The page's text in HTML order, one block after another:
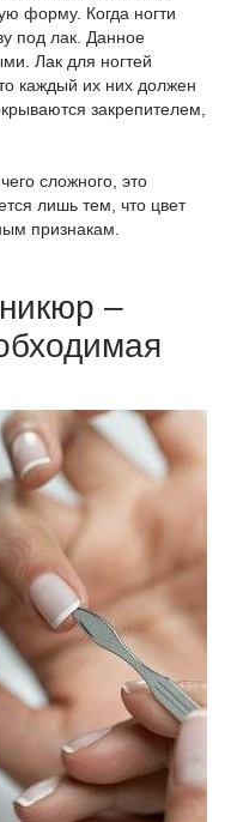
форму. Когда ногти
под лак. Данное
Лак для ногтей
каждый их них должен
закрепителем,
сложного, это
лишь тем, что цвет
признакам.
–